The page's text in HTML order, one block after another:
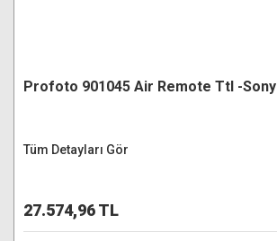
Profoto 901045 Air Remote Ttl -Sony
Tüm Detayları Gör
27.574,96 TL